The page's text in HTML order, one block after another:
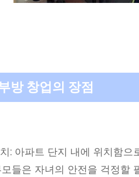
방 창업의 장점
: 아파트 단지 내에 위치함
들은 자녀의 안전을 걱정할